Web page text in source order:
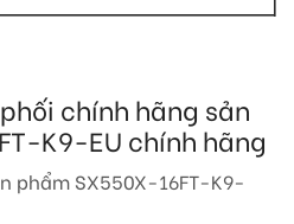
chính hãng sản
K9-EU chính hãng
phẩm SX550X-16FT-K9-